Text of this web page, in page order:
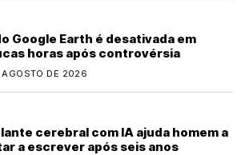
Google Earth é desativada em
horas após controvérsia
AGOSTO DE 2026
cerebral com IA ajuda homem a
a escrever após seis anos